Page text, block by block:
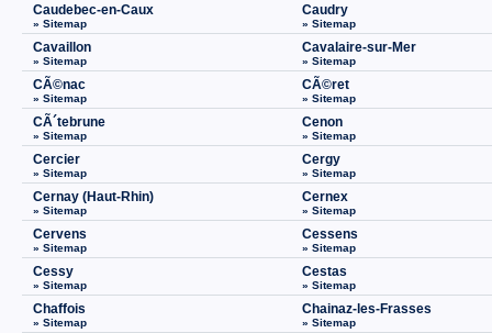
Caudebec-en-Caux
» Sitemap
Caudry
» Sitemap
Cavaillon
» Sitemap
Cavalaire-sur-Mer
» Sitemap
CÃ©nac
» Sitemap
CÃ©ret
» Sitemap
CÃ´tebrune
» Sitemap
Cenon
» Sitemap
Cercier
» Sitemap
Cergy
» Sitemap
Cernay (Haut-Rhin)
» Sitemap
Cernex
» Sitemap
Cervens
» Sitemap
Cessens
» Sitemap
Cessy
» Sitemap
Cestas
» Sitemap
Chaffois
» Sitemap
Chainaz-les-Frasses
» Sitemap